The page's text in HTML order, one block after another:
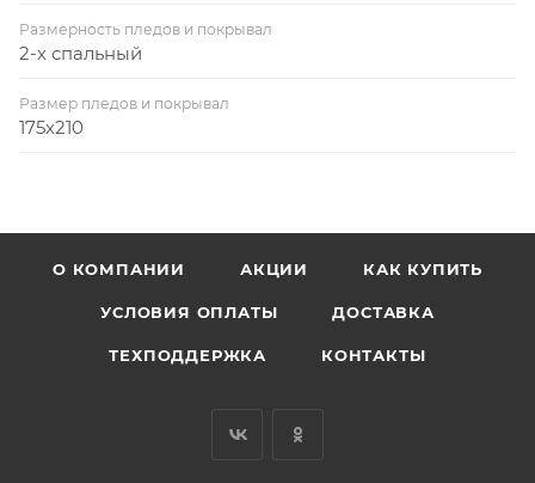
Размерность пледов и покрывал
2-х спальный
Размер пледов и покрывал
175х210
О КОМПАНИИ АКЦИИ КАК КУПИТЬ
УСЛОВИЯ ОПЛАТЫ ДОСТАВКА
ТЕХПОДДЕРЖКА КОНТАКТЫ